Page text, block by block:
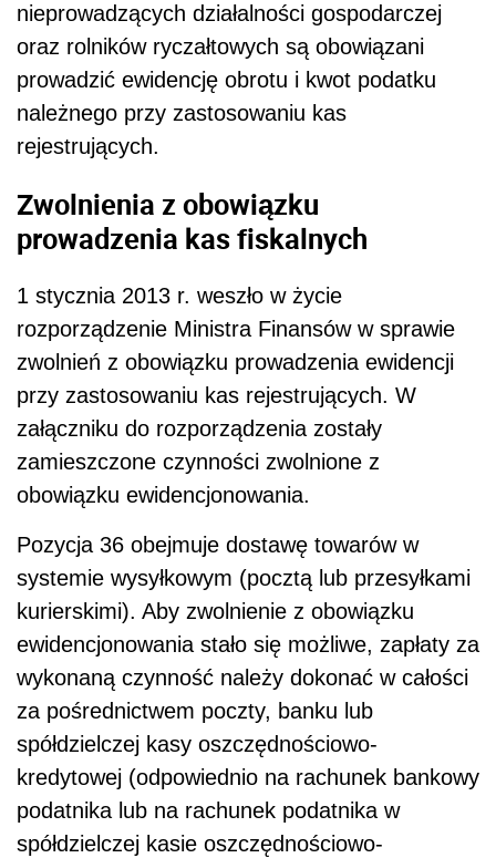
nieprowadzących działalności gospodarczej
oraz rolników ryczałtowych są obowiązani
prowadzić ewidencję obrotu i kwot podatku
należnego przy zastosowaniu kas
rejestrujących.
Zwolnienia z obowiązku
prowadzenia kas fiskalnych
1 stycznia 2013 r. weszło w życie
rozporządzenie Ministra Finansów w sprawie
zwolnień z obowiązku prowadzenia ewidencji
przy zastosowaniu kas rejestrujących. W
załączniku do rozporządzenia zostały
zamieszczone czynności zwolnione z
obowiązku ewidencjonowania.
Pozycja 36 obejmuje dostawę towarów w
systemie wysyłkowym (pocztą lub przesyłkami
kurierskimi). Aby zwolnienie z obowiązku
ewidencjonowania stało się możliwe, zapłaty za
wykonaną czynność należy dokonać w całości
za pośrednictwem poczty, banku lub
spółdzielczej kasy oszczędnościowo-
kredytowej (odpowiednio na rachunek bankowy
podatnika lub na rachunek podatnika w
spółdzielczej kasie oszczędnościowo-